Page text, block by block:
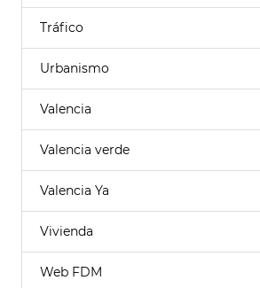
Tráfico
Urbanismo
Valencia
Valencia verde
Valencia Ya
Vivienda
Web FDM